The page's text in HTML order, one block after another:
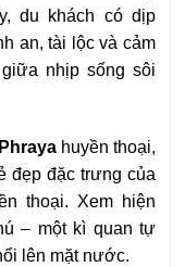
du khách có dịp
an, tài lộc và cảm
nhịp sống sôi
huyền thoại,
đẹp đặc trưng của
thoại. Xem hiện
– một kì quan tự
lên mặt nước.